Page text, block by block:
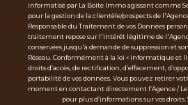
informatisé par La Boite Immo agissant comme
pour la gestion de la clientèle/prospects de
Responsable du Traitement de vos Données
traitement repose sur l'intérêt légitime de
conservées jusqu'à demande de suppression et
Réseau. Conformément à la loi « informatique et
droits d’accès, de rectification, d’effacement,
portabilité de vos données. Vous pouvez retirer
moment en contactant directement l’Agence / Le
pour plus d’informations sur vos droits.